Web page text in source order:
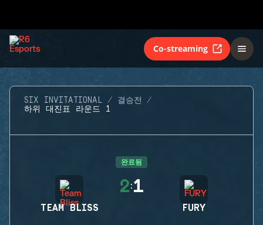
Co-streaming
SIX INVITATIONAL
결승전
하위 대진표 라운드 1
완료됨
TEAM BLISS
2:1
FURY